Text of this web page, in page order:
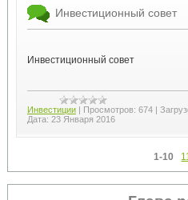
Инвестиционный совет
Инвестиционный совет
Инвестиции| Просмотров: 674|
Дата: 23 Января 2016
1-10